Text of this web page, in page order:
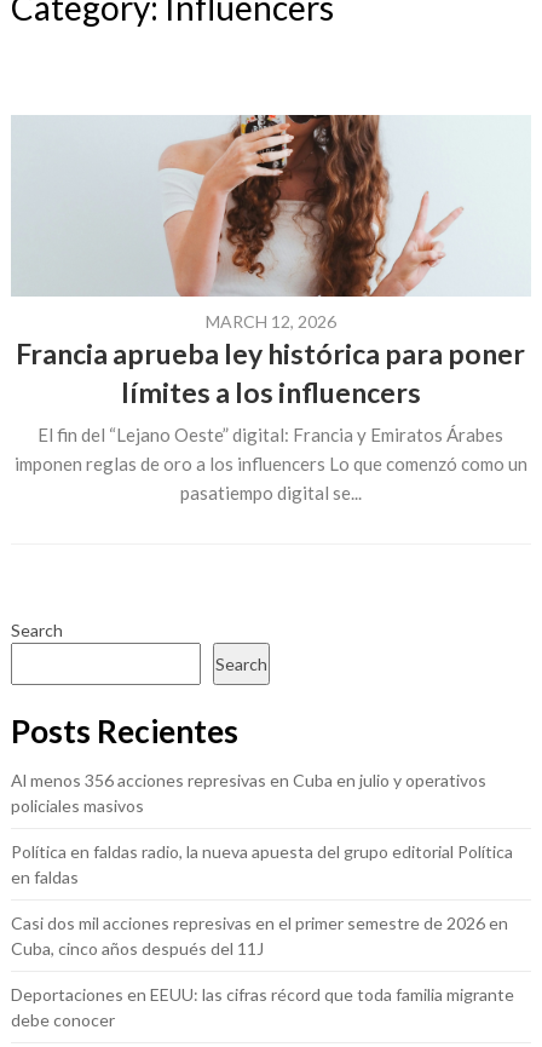
MARCH 12, 2026
Francia aprueba ley histórica para poner
límites a los influencers
El fin del “Lejano Oeste” digital: Francia y Emiratos Árabes
imponen reglas de oro a los influencers Lo que comenzó como un
pasatiempo digital se...
Search
Search
Posts Recientes
Al menos 356 acciones represivas en Cuba en julio y operativos
policiales masivos
Política en faldas radio, la nueva apuesta del grupo editorial Política
en faldas
Casi dos mil acciones represivas en el primer semestre de 2026 en
Cuba, cinco años después del 11J
Deportaciones en EEUU: las cifras récord que toda familia migrante
debe conocer